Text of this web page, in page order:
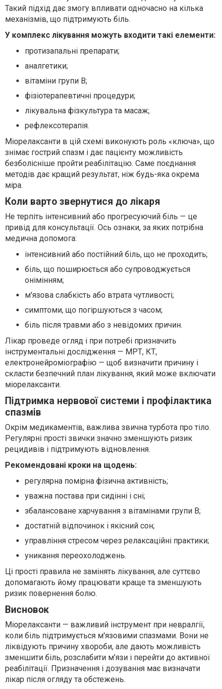
Такий підхід дає змогу впливати одночасно на кілька
механізмів, що підтримують біль.
У комплекс лікування можуть входити такі елементи:
протизапальні препарати;
аналгетики;
вітаміни групи B;
фізіотерапевтичні процедури;
лікувальна фізкультура та масаж;
рефлексотерапія.
Міорелаксанти в цій схемі виконують роль «ключа», що
знімає гострий спазм і дає пацієнту можливість
безболісніше пройти реабілітацію. Саме поєднання
методів дає кращий результат, ніж будь-яка окрема
міра.
Коли варто звернутися до лікаря
Не терпіть інтенсивний або прогресуючий біль — це
привід для консультації. Ось ознаки, за яких потрібна
медична допомога:
інтенсивний або постійний біль, що не проходить;
біль, що поширюється або супроводжується
онімінням;
м'язова слабкість або втрата чутливості;
симптоми, що погіршуються з часом;
біль після травми або з невідомих причин.
Лікар проведе огляд і при потребі призначить
інструментальні дослідження — МРТ, КТ,
електронейроміографію — щоб визначити причину і
скласти безпечний план лікування, який може включати
міорелаксанти.
Підтримка нервової системи і профілактика
спазмів
Окрім медикаментів, важлива звична турбота про тіло.
Регулярні прості звички значно зменшують ризик
рецидивів і підтримують відновлення.
Рекомендовані кроки на щодень:
регулярна помірна фізична активність;
уважна постава при сидінні і сні;
збалансоване харчування з вітамінами групи B;
достатній відпочинок і якісний сон;
управління стресом через релаксаційні практики;
уникання переохолоджень.
Ці прості правила не замінять лікування, але суттєво
допомагають йому працювати краще та зменшують
ризик повернення болю.
Висновок
Міорелаксанти — важливий інструмент при невралгії,
коли біль підтримується м'язовими спазмами. Вони не
ліквідують причину хвороби, але дають можливість
зменшити біль, розслабити м'язи і перейти до активної
реабілітації. Призначення і дозування має визначати
лікар після огляду та обстежень.